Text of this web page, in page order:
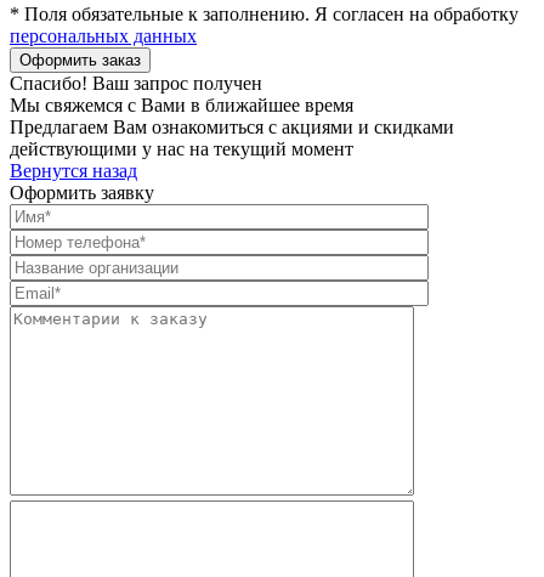
* Поля обязательные к заполнению. Я согласен на обработку
персональных данных
Спасибо! Ваш запрос получен
Мы свяжемся с Вами в ближайшее время
Предлагаем Вам ознакомиться с акциями и скидками
действующими у нас на текущий момент
Вернутся назад
Оформить заявку